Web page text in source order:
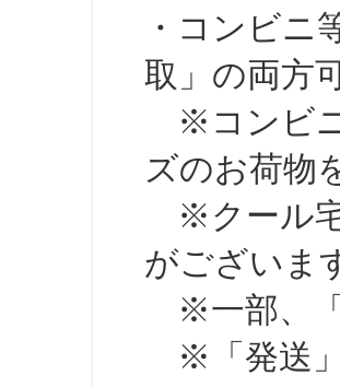
・コンビニ
取」の両方
※コンビニ
ズのお荷物
※クール宅
がございま
※一部、「
※「発送」